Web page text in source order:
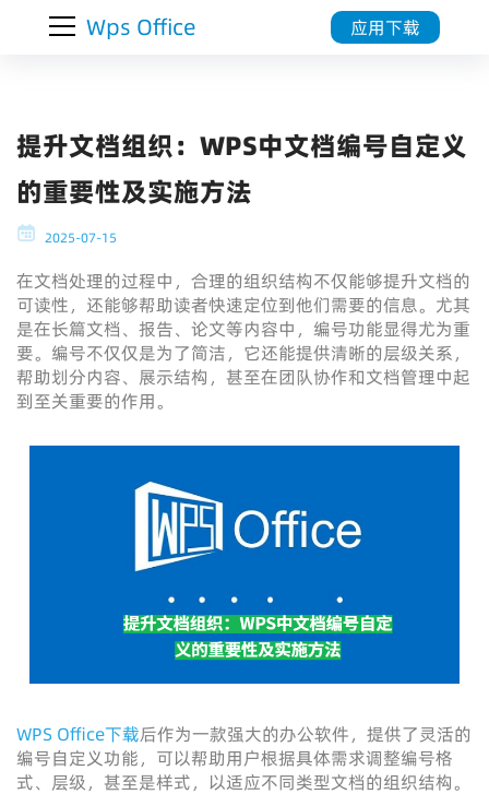
Wps Office 应用下载
提升文档组织：WPS中文档编号自定义
的重要性及实施方法
2025-07-15
在文档处理的过程中，合理的组织结构不仅能够提升文档的
可读性，还能够帮助读者快速定位到他们需要的信息。尤其
是在长篇文档、报告、论文等内容中，编号功能显得尤为重
要。编号不仅仅是为了简洁，它还能提供清晰的层级关系，
帮助划分内容、展示结构，甚至在团队协作和文档管理中起
到至关重要的作用。
WPS Office下载后作为一款强大的办公软件，提供了灵活的
编号自定义功能，可以帮助用户根据具体需求调整编号格
式、层级，甚至是样式，以适应不同类型文档的组织结构。